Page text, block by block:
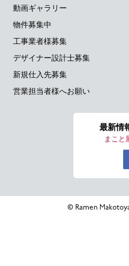
動画ギャラリー
物件募集中
工事業者様募集
デザイナー設計士募集
新規仕入先募集
営業担当者様へお願い
最新情
まこと
© Ramen